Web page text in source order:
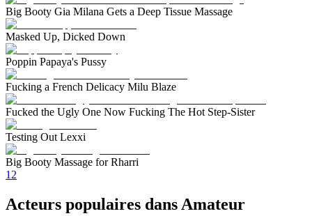
Big Booty Gia Milana Gets a Deep Tissue Massage
Masked Up, Dicked Down
Poppin Papaya's Pussy
Fucking a French Delicacy Milu Blaze
Fucked the Ugly One Now Fucking The Hot Step-Sister
Testing Out Lexxi
Big Booty Massage for Rharri
1 2
Acteurs populaires dans Amateur